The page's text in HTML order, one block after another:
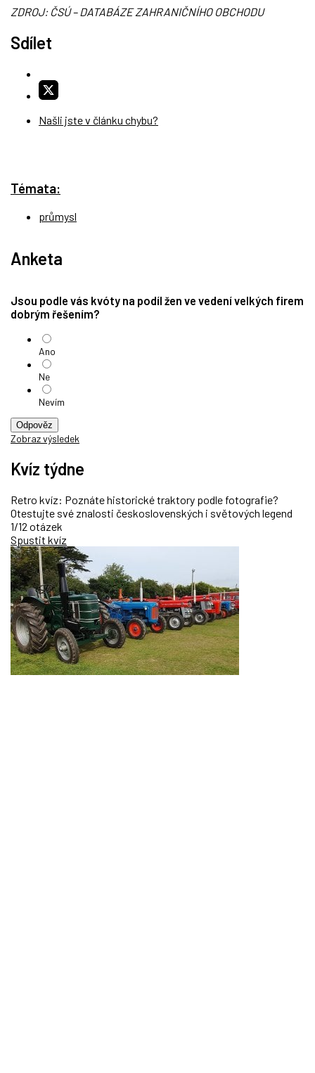
ZDROJ: ČSÚ – DATABÁZE ZAHRANIČNÍHO OBCHODU
Sdílet
Našli jste v článku chybu?
Témata:
průmysl
Anketa
Jsou podle vás kvóty na podíl žen ve vedení velkých firem
dobrým řešením?
Ano
Ne
Nevím
Odpověz
Zobraz výsledek
Kvíz týdne
Retro kvíz: Poznáte historické traktory podle fotografie?
Otestujte své znalosti československých i světových legend
1/12 otázek
Spustit kvíz